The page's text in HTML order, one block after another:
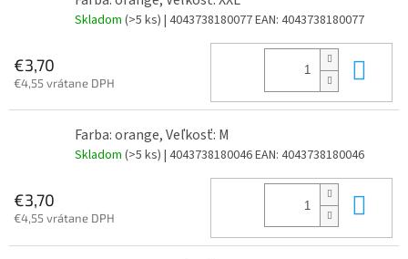
Skladom (>5 ks) | 4043738180077EAN: 4043738180077
€3,70
€4,55 vrátane DPH
Farba: orange, Veľkosť: M
Skladom (>5 ks) | 4043738180046EAN: 4043738180046
€3,70
€4,55 vrátane DPH